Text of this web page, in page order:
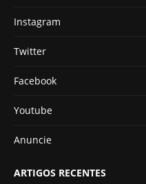
Instagram
Twitter
Facebook
Youtube
Anuncie
ARTIGOS RECENTES